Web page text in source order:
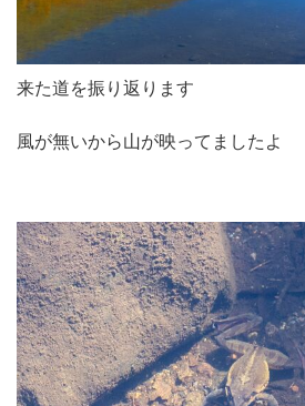
来た道を振り返ります
風が無いから山が映ってましたよ